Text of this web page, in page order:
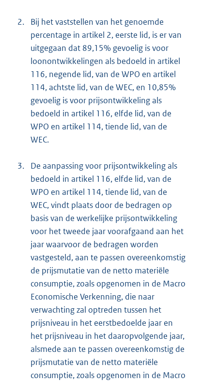
2.
Bij het vaststellen van het genoemde
percentage in artikel 2, eerste lid, is er van
uitgegaan dat 89,15% gevoelig is voor
loonontwikkelingen als bedoeld in artikel
116, negende lid, van de WPO en artikel
114, achtste lid, van de WEC, en 10,85%
gevoelig is voor prijsontwikkeling als
bedoeld in artikel 116, elfde lid, van de
WPO en artikel 114, tiende lid, van de
WEC.
3.
De aanpassing voor prijsontwikkeling als
bedoeld in artikel 116, elfde lid, van de
WPO en artikel 114, tiende lid, van de
WEC, vindt plaats door de bedragen op
basis van de werkelijke prijsontwikkeling
voor het tweede jaar voorafgaand aan het
jaar waarvoor de bedragen worden
vastgesteld, aan te passen overeenkomstig
de prijsmutatie van de netto materiële
consumptie, zoals opgenomen in de Macro
Economische Verkenning, die naar
verwachting zal optreden tussen het
prijsniveau in het eerstbedoelde jaar en
het prijsniveau in het daaropvolgende jaar,
alsmede aan te passen overeenkomstig de
prijsmutatie van de netto materiële
consumptie, zoals opgenomen in de Macro